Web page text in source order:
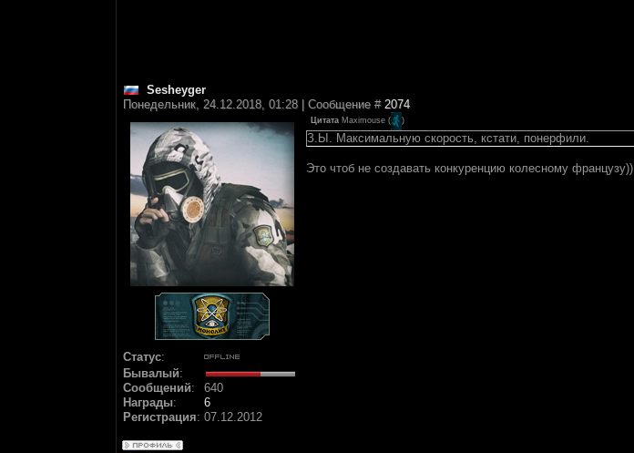
Sesheyger
Понедельник, 24.12.2018, 01:28 | Сообщение # 2074
Статус:
Бывалый:
Сообщений:
640
Награды:
6
Регистрация: 07.12.2012
Цитата Maximouse ( )
З.Ы. Максимальную скорость, кстати, понерфили.
Это чтоб не создавать конкуренцию колесному французу))